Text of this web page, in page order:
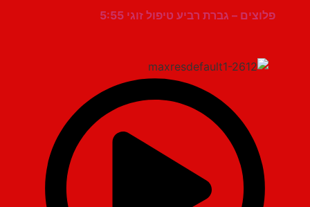
פלוצים – גברת רביע טיפול זוגי 5:55